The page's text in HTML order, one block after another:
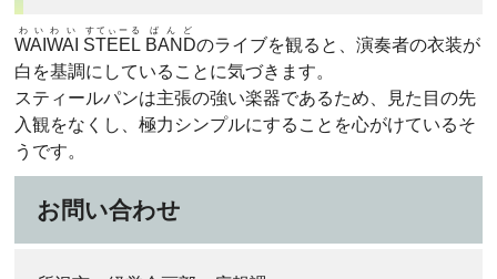
WAIWAI
わいわい
STEEL
すてぃーる
BAND
ばんど
のライブを観ると、演奏者の衣装が
白を基調にしていることに気づきます。
スティールパンは主張の強い楽器であるため、見た目の先
入観をなくし、極力シンプルにすることを心がけているそ
うです。
お問い合わせ